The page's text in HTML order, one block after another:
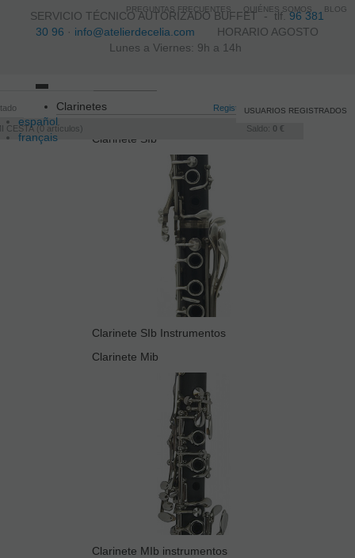
SERVICIO TÉCNICO AUTORIZADO BUFFET -tlf.96 381
30 96 · info@atelierdecelia.com HORARIO AGOSTO
Lunes a Viernes: 9h a 14h
español
français
Registro /Iniciar sesión
CESTA 0 artículos Saldo: 0 €
USUARIOS REGISTRADOS
navigation
Clarinetes
Clarinete SIb
Clarinete SIb Instrumentos
Clarinete Mib
Clarinete MIb instrumentos
PREGUNTAS FRECUENTES QUIÉNES SOMOS BLOG